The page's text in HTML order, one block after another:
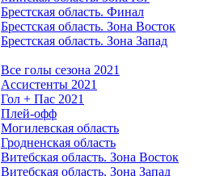
Брестская область. Финал
Брестская область. Зона Восток
Брестская область. Зона Запад
Все голы сезона 2021
Ассистенты 2021
Гол + Пас 2021
Плей-офф
Могилевская область
Гродненская область
Витебская область. Зона Восток
Витебская область. Зона Запад